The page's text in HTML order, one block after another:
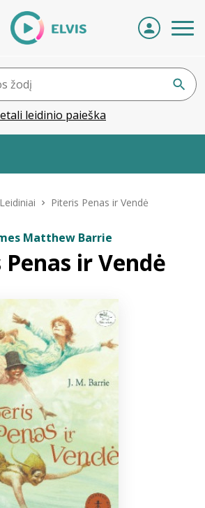
leidinio paieška
info@elvislab.lt
Leidiniai Piteris Penas ir Vendė
Matthew Barrie
ir Vendė